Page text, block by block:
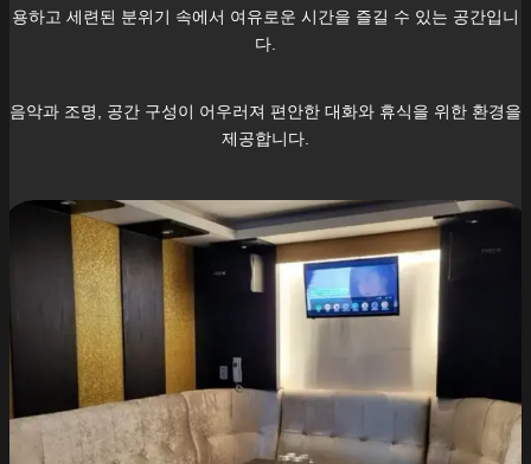
용하고 세련된 분위기 속에서 여유로운 시간을 즐길 수 있는 공간입니
다.
음악과 조명, 공간 구성이 어우러져 편안한 대화와 휴식을 위한 환경을
제공합니다.